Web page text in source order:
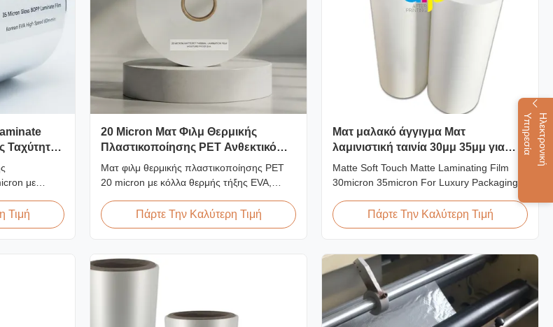
Η
λ
ε
κ
τ
ρ
ο
ν
ι
κ
ή
Υ
π
η
ρ
ε
σ
ί
α
Ταχύτητας
με
διαύγεια
Τιμή
20 Micron Ματ Φιλμ Θερμικής
Πλαστικοποίησης PET Ανθεκτικό
στην Υγρασία EVA
Ματ φιλμ θερμικής πλαστικοποίησης PET
20 micron με κόλλα θερμής τήξης EVA,
πλαστικοποίηση εύκαμπτης συσκευασίας
σε ταχύτητες έως 60 m/min.
Πάρτε Την Καλύτερη Τιμή
Ματ μαλακό άγγιγμα Ματ
λαμινιστική ταινία 30μμ 35μμ για
καταναλωτική συσκευασία
πολυτελείας
Matte Soft Touch Matte Laminating Film
30micron 35micron For Luxury Packaging
Matte Laminating Film for Luxury Packaging
Consumption Unlike standard soft touch
specifically engineered for luxury packaging
applications. ...
Πάρτε Την Καλύτερη Τιμή